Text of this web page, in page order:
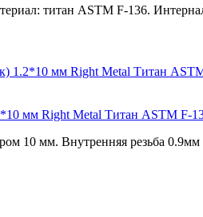
титан ASTM F-136.
мм Right Metal Титан ASTM F-
10 мм. Внутренняя резьба 0.9мм